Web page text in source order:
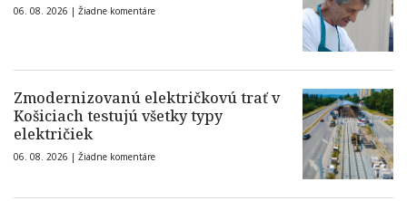
06. 08. 2026 | Žiadne komentáre
Zmodernizovanú električkovú trať v
Košiciach testujú všetky typy
električiek
06. 08. 2026 | Žiadne komentáre